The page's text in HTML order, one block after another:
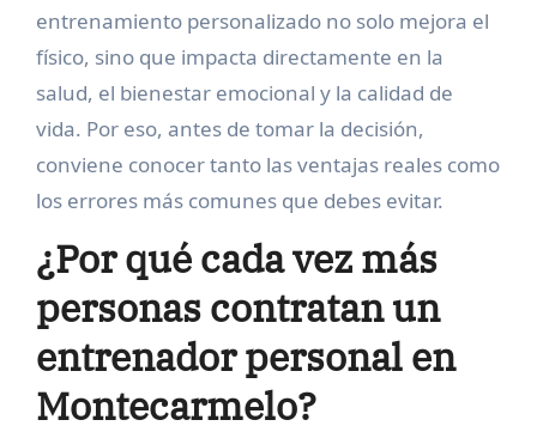
entrenamiento personalizado no solo mejora el
físico, sino que impacta directamente en la
salud, el bienestar emocional y la calidad de
vida. Por eso, antes de tomar la decisión,
conviene conocer tanto las ventajas reales como
los errores más comunes que debes evitar.
¿Por qué cada vez más
personas contratan un
entrenador personal en
Montecarmelo?